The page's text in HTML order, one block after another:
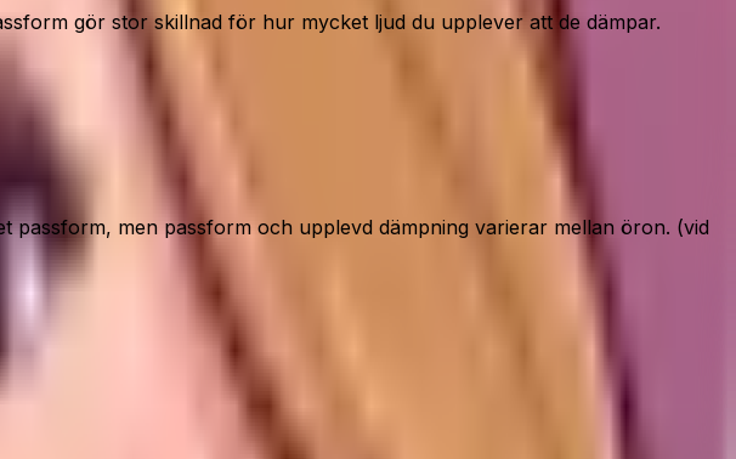
gör stor skillnad för hur mycket ljud du upplever att de dämpar.
passform, men passform och upplevd dämpning varierar mellan öron. (vid